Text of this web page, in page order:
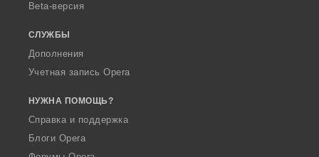
Beta-версия
СЛУЖБЫ
Дополнения
Учетная запись Opera
НУЖНА ПОМОЩЬ?
Справка и поддержка
Блоги Opera